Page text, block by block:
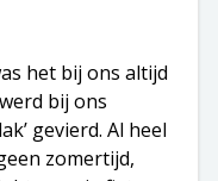
het bij ons altijd
bij ons
gevierd. Al heel
zomertijd,